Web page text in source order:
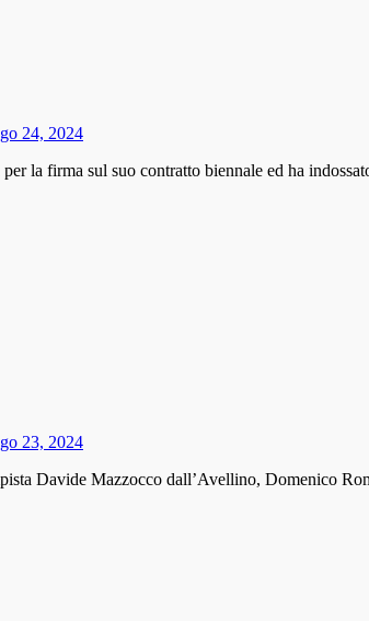
24, 2024
per la firma sul suo contratto biennale ed ha
23, 2024
Davide Mazzocco dall’Avellino, Domenico